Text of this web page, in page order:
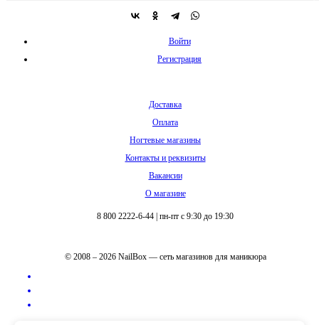
Войти
Регистрация
Доставка
Оплата
Ногтевые магазины
Контакты и реквизиты
Вакансии
О магазине
8 800 2222-6-44 пн-пт с 9:30 до 19:30
© 2008 – 2026 NailBox — сеть магазинов для маникюра